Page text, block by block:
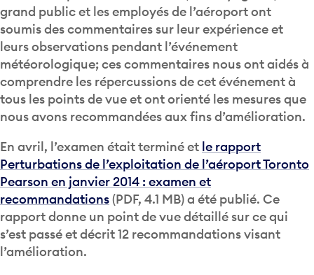
soumis des commentaires sur leur expérience et
leurs observations pendant l’événement
météorologique; ces commentaires nous ont aidés à
comprendre les répercussions de cet événement à
tous les points de vue et ont orienté les mesures que
nous avons recommandées aux fins d’amélioration.
Perturbations de l’exploitation de l’aéroport Toronto
Pearson en janvier 2014 : examen et
recommandations(PDF, 4.1 MB) a été publié. Ce
rapport donne un point de vue détaillé sur ce qui
s’est passé et décrit 12 recommandations visant
l’amélioration.